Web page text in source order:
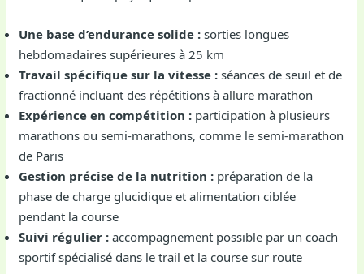
Une base d’endurance solide : sorties longues
hebdomadaires supérieures à 25 km
Travail spécifique sur la vitesse : séances de seuil et de
fractionné incluant des répétitions à allure marathon
Expérience en compétition : participation à plusieurs
marathons ou semi-marathons, comme le semi-marathon
de Paris
Gestion précise de la nutrition : préparation de la
phase de charge glucidique et alimentation ciblée
pendant la course
Suivi régulier : accompagnement possible par un coach
sportif spécialisé dans le trail et la course sur route